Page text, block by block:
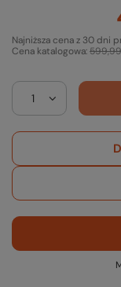
Cena katalogowa:599,99
Najniższa cena z 30 dni